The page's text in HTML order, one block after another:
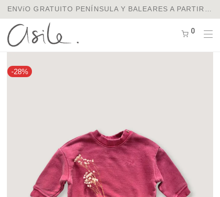
ENVíO GRATUITO PENÍNSULA Y BALEARES A PARTIR DE 75€ / ENVíOS A EUROPA Y USA
0
-28%